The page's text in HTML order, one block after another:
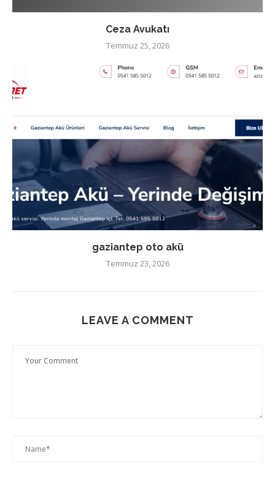
Ceza Avukatı
Temmuz 25, 2026
gaziantep oto akü
Temmuz 23, 2026
LEAVE A COMMENT